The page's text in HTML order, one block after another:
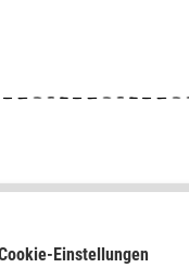
und Jugendliche
auch in der
Einstellungen